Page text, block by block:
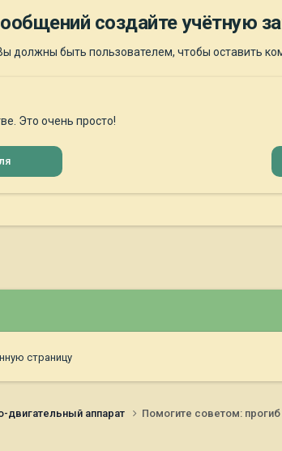
создайте учётную
должны быть пользователем, чтобы оставить
Это очень просто!
страницу
двигательный аппарат Помогите советом: